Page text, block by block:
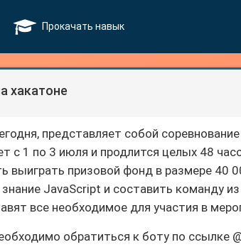
Прокачать навык
хакатоне
представляет собой
с 1 по 3 июля и продлится целых 48
выиграть призовой фонд в размере 40
JavaScript и составить команду
все необходимое для участия в
обратиться к боту по ссылке